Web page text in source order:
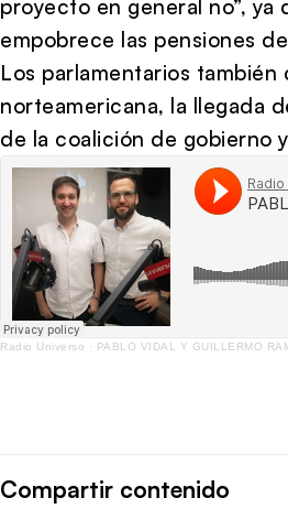
proyecto en general no”, ya
empobrece las pensiones
Los parlamentarios
norteamericana, la llegada
de la coalición de gobierno
Radio Universo · PABLO VIDAL Y GUILLERMO
Compartir contenido